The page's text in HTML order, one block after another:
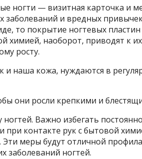
ногти — визитная карточка и
заболеваний и вредных
то покрытие ногтевых
химией, наоборот, приводят к
росту.
и наша кожа, нуждаются в
они росли крепкими и
ногтей. Важно избегать
при контакте рук с бытовой
меры будут отличной
заболеваний ногтей.